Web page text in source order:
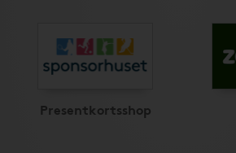
Presentkortsshop